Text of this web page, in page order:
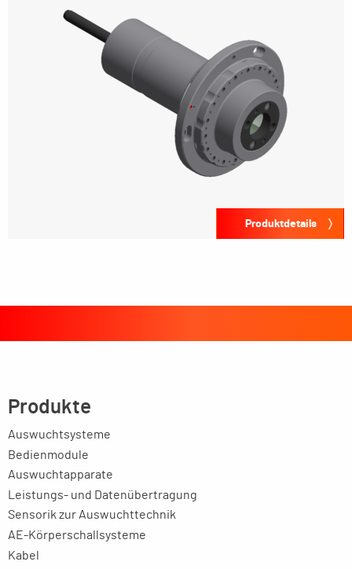
Produktdetails
Produkte
Auswuchtsysteme
Bedienmodule
Auswuchtapparate
Leistungs- und Datenübertragung
Sensorik zur Auswuchttechnik
AE-Körperschallsysteme
Kabel